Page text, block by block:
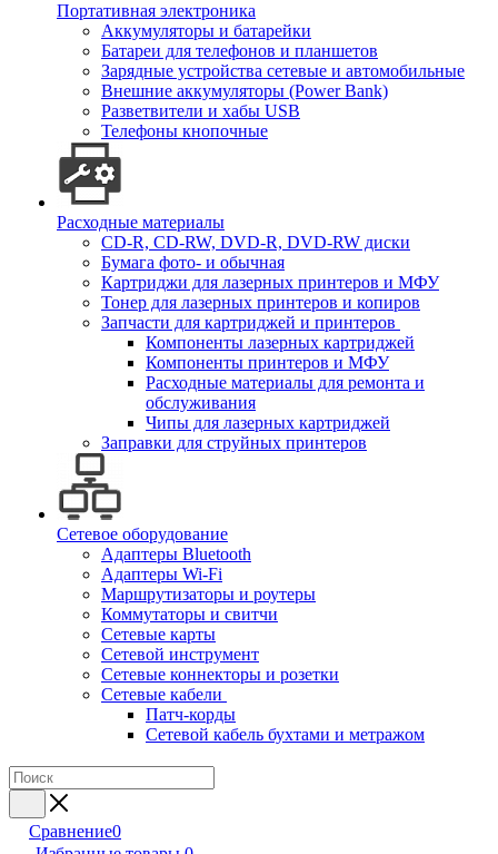
Портативная электроника
Аккумуляторы и батарейки
Батареи для телефонов и планшетов
Зарядные устройства сетевые и автомобильные
Внешние аккумуляторы (Power Bank)
Разветвители и хабы USB
Телефоны кнопочные
Расходные материалы
CD-R, CD-RW, DVD-R, DVD-RW диски
Бумага фото- и обычная
Картриджи для лазерных принтеров и МФУ
Тонер для лазерных принтеров и копиров
Запчасти для картриджей и принтеров
Компоненты лазерных картриджей
Компоненты принтеров и МФУ
Расходные материалы для ремонта и
обслуживания
Чипы для лазерных картриджей
Заправки для струйных принтеров
Сетевое оборудование
Адаптеры Bluetooth
Адаптеры Wi-Fi
Маршрутизаторы и роутеры
Коммутаторы и свитчи
Сетевые карты
Сетевой инструмент
Сетевые коннекторы и розетки
Сетевые кабели
Патч-корды
Сетевой кабель бухтами и метражом
Сравнение0